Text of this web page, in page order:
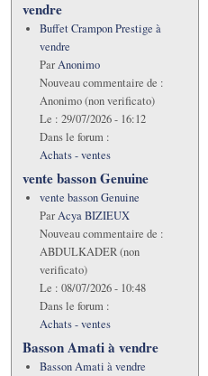
vendre
Buffet Crampon Prestige à
vendre
ParAnonimo
Nouveau commentaire de :
Anonimo (non verificato)
Le : 29/07/2026 - 16:12
Dans le forum :
Achats - ventes
vente basson Genuine
vente basson Genuine
ParAcya BIZIEUX
Nouveau commentaire de :
ABDULKADER (non
verificato)
Le : 08/07/2026 - 10:48
Dans le forum :
Achats - ventes
Basson Amati à vendre
Basson Amati à vendre